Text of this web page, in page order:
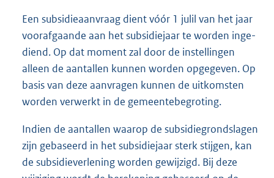
Een subsidieaanvraag dient vóór 1 julil van het jaar
voorafgaande aan het subsidiejaar te worden inge-
diend. Op dat moment zal door de instellingen
alleen de aantallen kunnen worden opgegeven. Op
basis van deze aanvragen kunnen de uitkomsten
worden verwerkt in de gemeentebegroting.
Indien de aantallen waarop de subsidiegrondslagen
zijn gebaseerd in het subsidiejaar sterk stijgen, kan
de subsidieverlening worden gewijzigd. Bij deze